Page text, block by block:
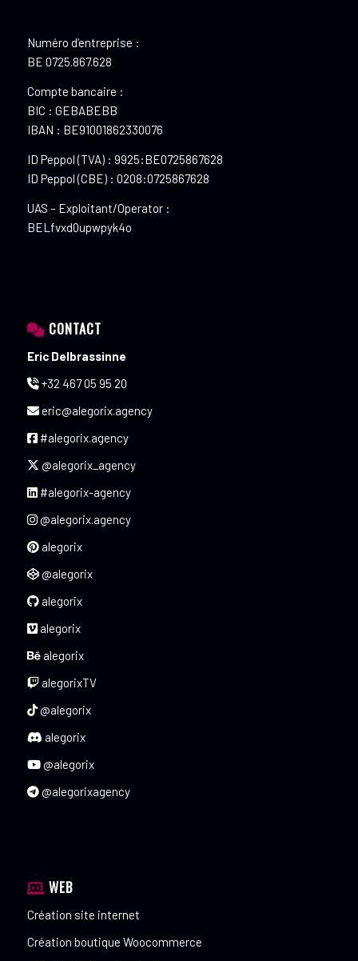
Numéro d’entreprise :
BE 0725.867.628
Compte bancaire :
BIC : GEBABEBB
IBAN : BE91001862330076
ID Peppol (TVA) : 9925:BE0725867628
ID Peppol (CBE) : 0208:0725867628
UAS – Exploitant/Operator :
BELfvxd0upwpyk4o
CONTACT
Eric Delbrassinne
+32 467 05 95 20
eric@alegorix.agency
#alegorix.agency
@alegorix_agency
#alegorix-agency
@alegorix.agency
alegorix
@alegorix
alegorix
alegorix
alegorix
alegorixTV
@alegorix
alegorix
@alegorix
@alegorixagency
WEB
Création site internet
Création boutique Woocommerce